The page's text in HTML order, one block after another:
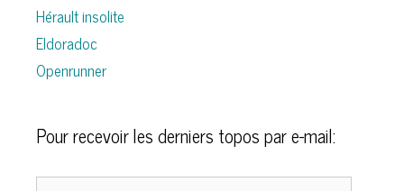
Hérault insolite
Eldoradoc
Openrunner
Pour recevoir les derniers topos par e-mail: